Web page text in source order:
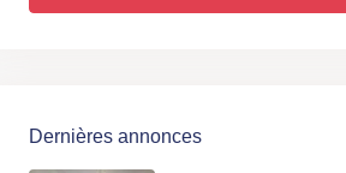
Dernières annonces